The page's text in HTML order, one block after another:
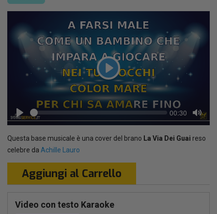
Play
Play
Seek Current
time
00:30
Mute
Questa base musicale è una cover del brano La Via Dei Guai reso
celebre da Achille Lauro
Aggiungi al Carrello
Video con testo Karaoke